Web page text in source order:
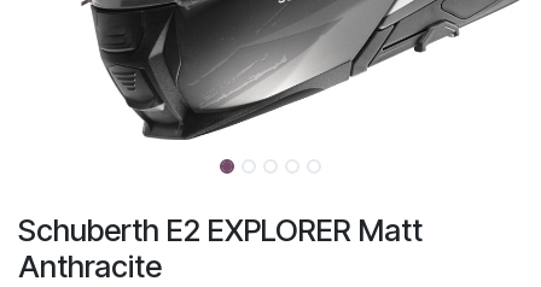
Schuberth E2 EXPLORER Matt
Anthracite